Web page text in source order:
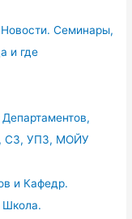
Семинары,
и где
СЗ, УПЗ, МОЙУ
и Кафедр.
Школа.